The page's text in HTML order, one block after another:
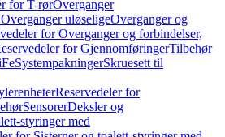
for T-rørOverganger
uløseligeOverganger og
for Overganger og forbindelser,
for GjennomføringerTilbehør
SystempakningerSkruesett til
Reservedeler for
SensorerDeksler og
styringer med